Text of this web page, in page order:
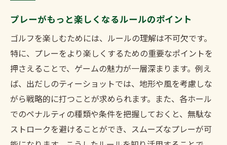
プレーがもっと楽しくなるルールのポイント
ゴルフを楽しむためには、ルールの理解は不可欠です。
特に、プレーをより楽しくするための重要なポイントを
押さえることで、ゲームの魅力が一層深まります。例え
ば、出だしのティーショットでは、地形や風を考慮しな
がら戦略的に打つことが求められます。また、各ホール
でのペナルティの種類や条件を把握しておくと、無駄な
ストロークを避けることができ、スムーズなプレーが可